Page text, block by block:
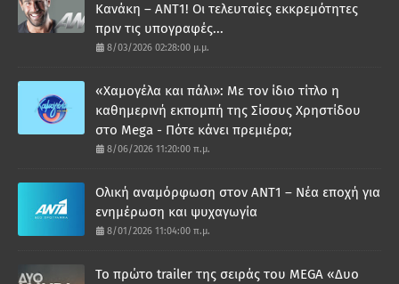
Κανάκη – ΑΝΤ1! Οι τελευταίες εκκρεμότητες
πριν τις υπογραφές...
8/03/2026 02:28:00 μ.μ.
«Χαμογέλα και πάλι»: Με τον ίδιο τίτλο η
καθημερινή εκπομπή της Σίσσυς Χρηστίδου
στο Mega - Πότε κάνει πρεμιέρα;
8/06/2026 11:20:00 π.μ.
Ολική αναμόρφωση στον ΑΝΤ1 – Νέα εποχή για
ενημέρωση και ψυχαγωγία
8/01/2026 11:04:00 π.μ.
Το πρώτο trailer της σειράς του MEGA «Δυο